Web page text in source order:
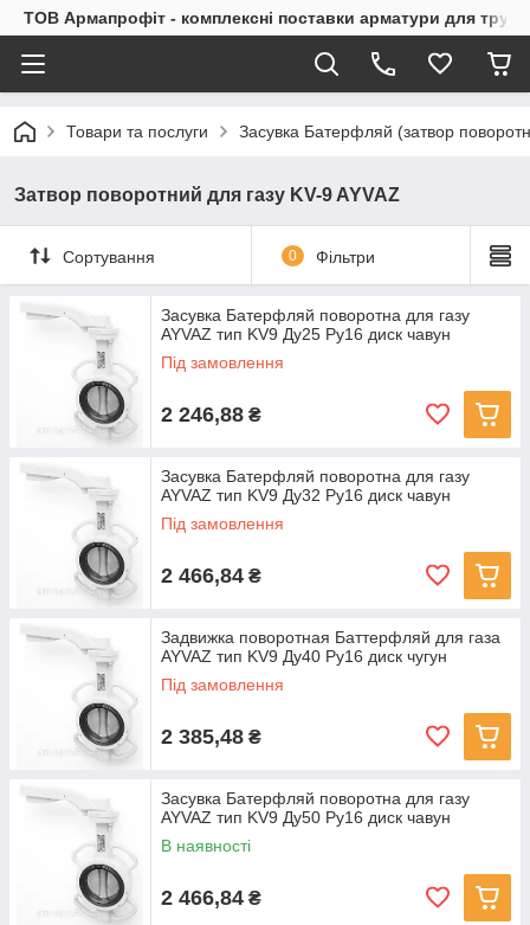
ТОВ Армапрофіт - комплексні поставки арматури для
Товари та послуги Засувка Батерфляй (затвор
Затвор поворотний для газу KV-9 AYVAZ
Сортування 0 Фільтри
Засувка Батерфляй поворотна для газу
AYVAZ тип KV9 Ду25 Ру16 диск чавун
Під замовлення
2 246,88 ₴
Засувка Батерфляй поворотна для газу
AYVAZ тип KV9 Ду32 Ру16 диск чавун
Під замовлення
2 466,84 ₴
Задвижка поворотная Баттерфляй для газа
AYVAZ тип KV9 Ду40 Ру16 диск чугун
Під замовлення
2 385,48 ₴
Засувка Батерфляй поворотна для газу
AYVAZ тип KV9 Ду50 Ру16 диск чавун
В наявності
2 466,84 ₴